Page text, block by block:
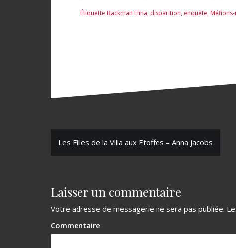
Indridason
Étiquette Backman Elina, disparition, enquête,
N
i
g
a
Les Filles de la Villa aux Etoffes – Anna Jacobs
Laisser un commentaire
Votre adresse de messagerie ne sera pas publiée.
Commentaire